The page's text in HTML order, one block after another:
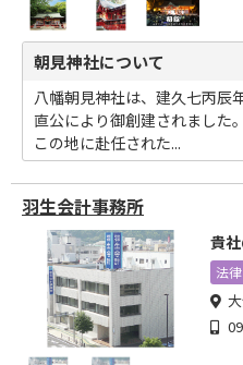
朝見神社について
八幡朝見神社は、建久七丙辰
直公により御創建されました
この地に赴任された...
羽生会計事務所
貴
法